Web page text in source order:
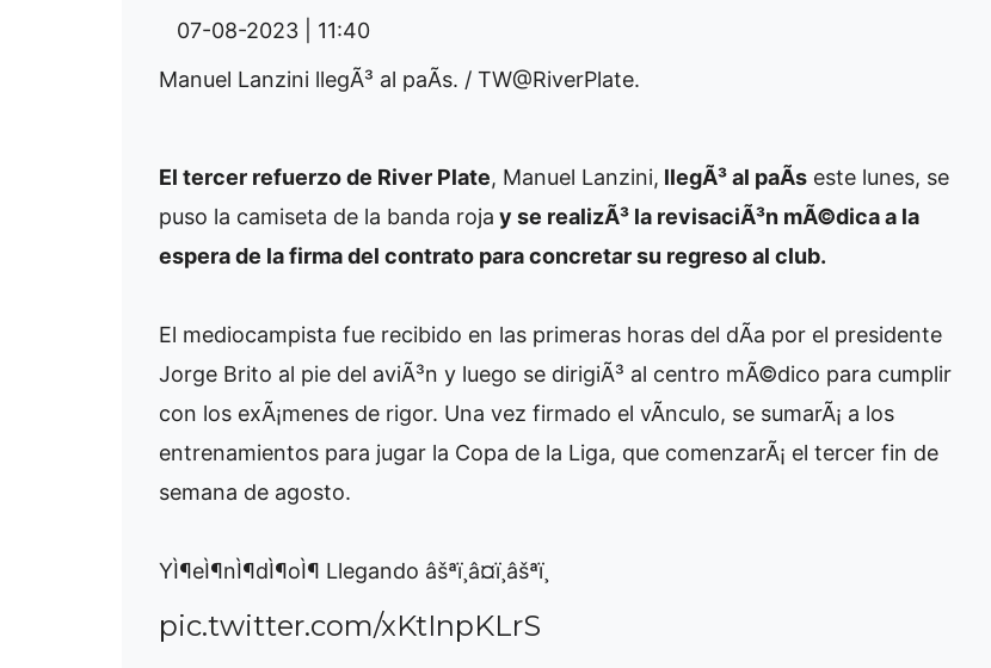
07-08-2023 | 11:40
Manuel Lanzini llegÃ³ al paÃ­s. / TW@RiverPlate.
El tercer refuerzo de River Plate, Manuel Lanzini, llegÃ³ al paÃ­s este lunes, se
puso la camiseta de la banda roja y se realizÃ³ la revisaciÃ³n mÃ©dica a la
espera de la firma del contrato para concretar su regreso al club.
El mediocampista fue recibido en las primeras horas del dÃ­a por el presidente
Jorge Brito al pie del aviÃ³n y luego se dirigiÃ³ al centro mÃ©dico para cumplir
con los exÃ¡menes de rigor. Una vez firmado el vÃ­nculo, se sumarÃ¡ a los
entrenamientos para jugar la Copa de la Liga, que comenzarÃ¡ el tercer fin de
semana de agosto.
YÌ¶eÌ¶nÌ¶dÌ¶oÌ¶ Llegando âšªï¸â¤ï¸âšªï¸
pic.twitter.com/xKtInpKLrS